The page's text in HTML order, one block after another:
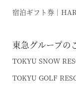
ご予約方法
東急ハーヴェス
関西エリア
有馬六彩
お
法
宿泊ギフト券｜
東急グループの
TOKYU SNOW
TOKYU GOLF